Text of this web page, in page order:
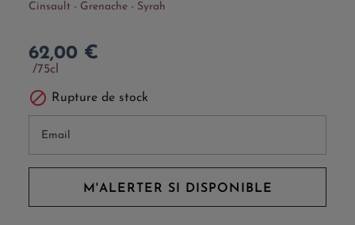
Cinsault - Grenache - Syrah
62,00 €
75cl
 Rupture de stock
M'ALERTER SI DISPONIBLE